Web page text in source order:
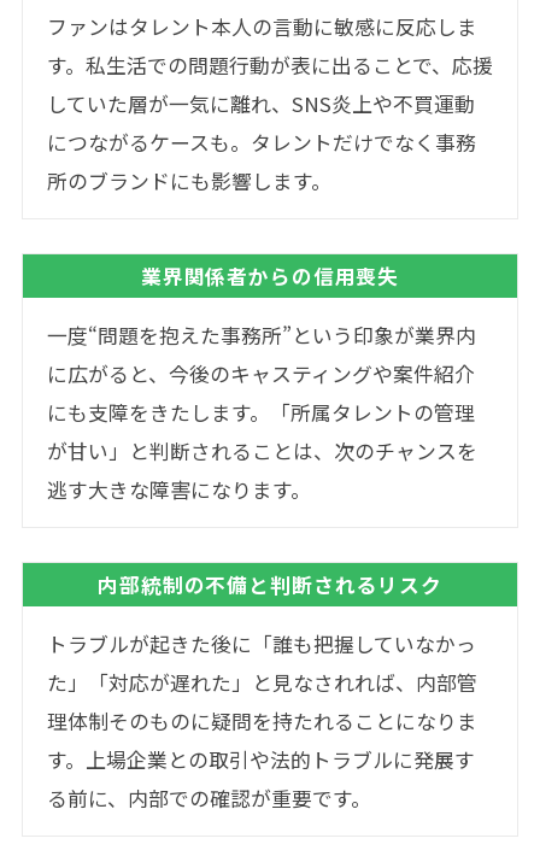
ファンはタレント本人の言動に敏感に反応しま
す。私生活での問題行動が表に出ることで、応援
していた層が一気に離れ、SNS炎上や不買運動
につながるケースも。タレントだけでなく事務
所のブランドにも影響します。
業界関係者からの信用喪失
一度“問題を抱えた事務所”という印象が業界内
に広がると、今後のキャスティングや案件紹介
にも支障をきたします。「所属タレントの管理
が甘い」と判断されることは、次のチャンスを
逃す大きな障害になります。
内部統制の不備と判断されるリスク
トラブルが起きた後に「誰も把握していなかっ
た」「対応が遅れた」と見なされれば、内部管
理体制そのものに疑問を持たれることになりま
す。上場企業との取引や法的トラブルに発展す
る前に、内部での確認が重要です。